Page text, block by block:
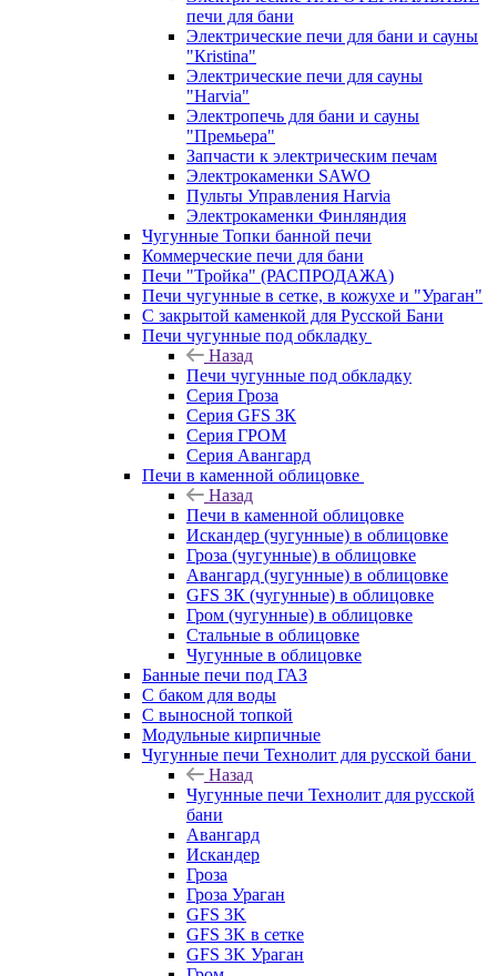
печи для бани
Электрические печи для бани и сауны
"Кristina"
Электрические печи для сауны
"Harvia"
Электропечь для бани и сауны
"Премьера"
Запчасти к электрическим печам
Электрокаменки SAWO
Пульты Управления Harvia
Электрокаменки Финляндия
Чугунные Топки банной печи
Коммерческие печи для бани
Печи "Тройка" (РАСПРОДАЖА)
Печи чугунные в сетке, в кожухе и "Ураган"
С закрытой каменкой для Русской Бани
Печи чугунные под обкладку
Назад
Печи чугунные под обкладку
Серия Гроза
Серия GFS ЗК
Серия ГРОМ
Серия Авангард
Печи в каменной облицовке
Назад
Печи в каменной облицовке
Искандер (чугунные) в облицовке
Гроза (чугунные) в облицовке
Авангард (чугунные) в облицовке
GFS ЗК (чугунные) в облицовке
Гром (чугунные) в облицовке
Стальные в облицовке
Чугунные в облицовке
Банные печи под ГАЗ
С баком для воды
С выносной топкой
Модульные кирпичные
Чугунные печи Технолит для русской бани
Назад
Чугунные печи Технолит для русской
бани
Авангард
Искандер
Гроза
Гроза Ураган
GFS 3K
GFS 3K в сетке
GFS 3K Ураган